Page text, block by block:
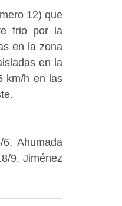
12) que
frio por la
en la zona
en la
km/h en las
Ahumada
9, Jiménez